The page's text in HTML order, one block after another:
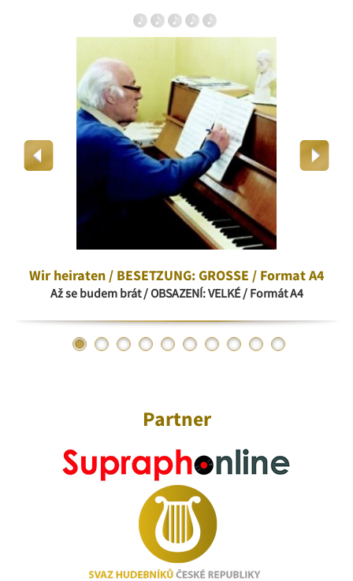
Wir heiraten / BESETZUNG: GROSSE / Format A4
Až se budem brát / OBSAZENÍ: VELKÉ / Formát A4
Partner